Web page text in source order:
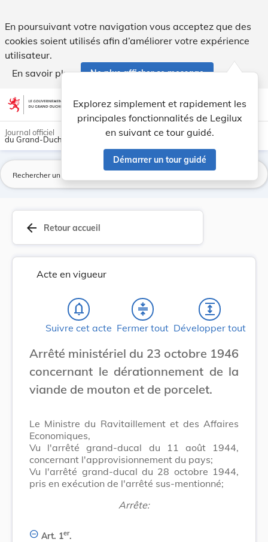
En poursuivant votre navigation vous acceptez que des
cookies soient utilisés afin d’améliorer votre expérience
utilisateur.
En savoir plus
Ne plus afficher ce message
Aller au contenu account_circle help Aide
Explorez simplement et rapidement les
principales fonctionnalités de Legilux
en suivant ce tour guidé.
Démarrer un tour guidé
light_mode dark_mode
Journal officiel
du Grand-Duché de Luxembourg
arrow_back Retour accueil
Acte en vigueur
notifications_none
Suivre cet acte
compress
Fermer tout
expand
Développer tout
Arrêté ministériel du 23 octobre 1946
concernant le dérationnement de la
viande de mouton et de porcelet.
Le Ministre du Ravitaillement et des Affaires
Economiques,
Vu l'arrêté grand-ducal du 11 août 1944,
concernant l'approvisionnement du pays;
Vu l'arrêté grand-ducal du 28 octobre 1944,
pris en exécution de l'arrêté sus-mentionné;
Arrête:
Art. 1er.